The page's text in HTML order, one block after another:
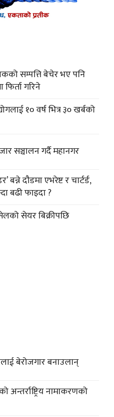
सम्पत्ति बेचेर भए पनि
गरिने
१० वर्ष भित्र ३० खर्बको
सञ्चालन गर्दै महानगर
बन्ने दौडमा एभरेष्ट र चार्टर्ड,
बढी फाइदा ?
सेयर बिक्रीपछि
बेरोजगार बनाउलान्
अन्तर्राष्ट्रिय नामाकरणको